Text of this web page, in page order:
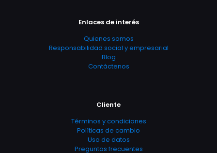
Enlaces de interés
Quienes somos
Responsabilidad social y empresarial
Blog
Contáctenos
Cliente
Términos y condiciones
Políticas de cambio
Uso de datos
Preguntas frecuentes